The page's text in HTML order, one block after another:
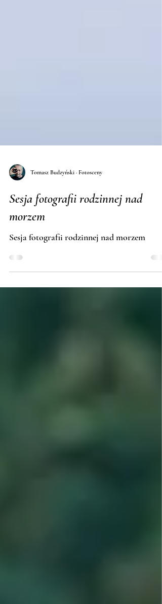
Tomasz Budzyński · Fotosceny
Sesja fotografii rodzinnej nad
Sesja fotografii rodzinnej nad morzem